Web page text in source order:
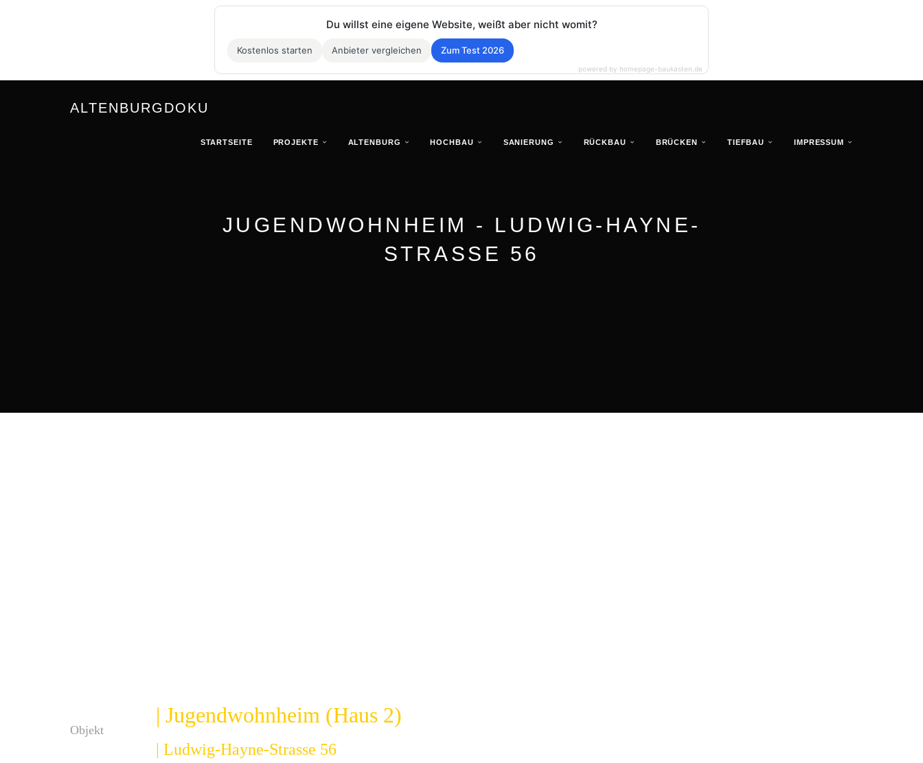
ALTENBURGDOKU
STARTSEITE PROJEKTE ALTENBURG HOCHBAU SANIERUNG RÜCKBAU BRÜCKEN TIEFBAU IMPRESSUM
JUGENDWOHNHEIM - LUDWIG-HAYNE-
STRASSE 56
Objekt
| Jugendwohnheim (Haus 2)
| Ludwig-Hayne-Strasse 56
Du willst eine eigene Website, weißt aber nicht womit?
Kostenlos starten Anbieter vergleichen Zum Test 2026
powered by homepage-baukasten.de